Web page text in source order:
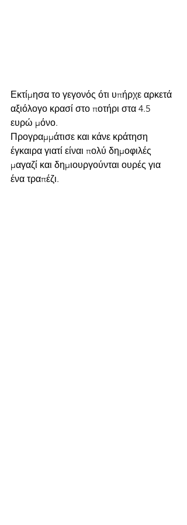
Εκτίμησα το γεγονός ότι υπήρχε αρκετά
αξιόλογο κρασί στο ποτήρι στα 4.5
ευρώ μόνο.
Προγραμμάτισε και κάνε κράτηση
έγκαιρα γιατί είναι πολύ δημοφιλές
μαγαζί και δημιουργούνται ουρές για
ένα τραπέζι.